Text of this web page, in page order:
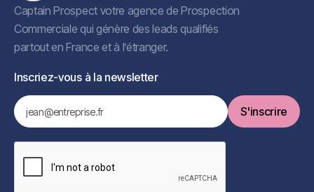
Captain Prospect votre agence de Prospection
Commerciale qui génère des leads qualifiés
partout en France et à l’étranger.
Inscriez-vous à la newsletter